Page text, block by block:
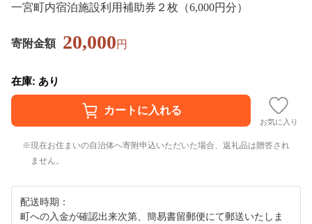
一宮町内宿泊施設利用補助券２枚（6,000円分）
寄附金額 20,000円
在庫: あり
お気に入り
現在お住まいの自治体へ寄附申込いただいた場合、返礼品は贈答され
ません。
配送時期：
町への入金が確認出来次第、簡易書留郵便にて郵送いたしま